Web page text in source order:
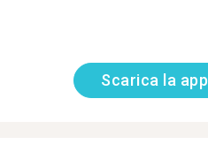
Scarica la app